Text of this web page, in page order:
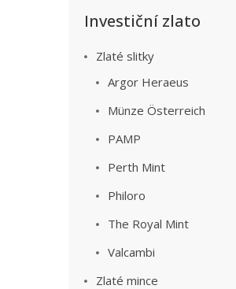
Investiční zlato
Zlaté slitky
Argor Heraeus
Münze Österreich
PAMP
Perth Mint
Philoro
The Royal Mint
Valcambi
Zlaté mince